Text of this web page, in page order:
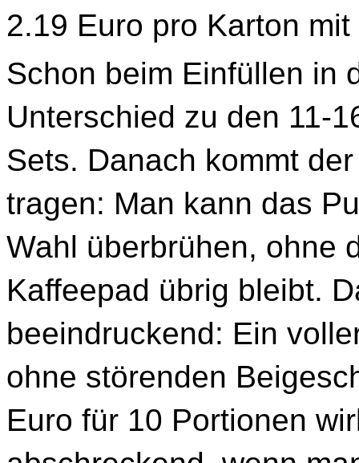
2.19 Euro pro Karton
Schon beim Einfüllen in
Unterschied zu den 11-
Sets. Danach kommt
tragen: Man kann das
Wahl überbrühen, ohne
Kaffeepad übrig bleibt.
beeindruckend: Ein
ohne störenden
Euro für 10 Portionen